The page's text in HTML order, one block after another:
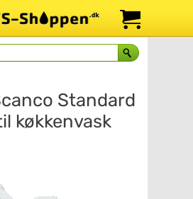
Standard
køkkenvask